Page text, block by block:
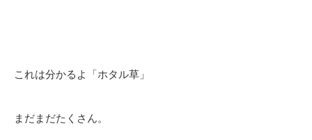
これは分かるよ「ホタル草」
まだまだたくさん。